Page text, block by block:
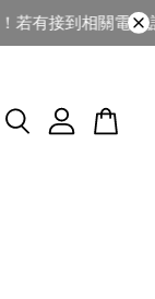
接到相關電話,請